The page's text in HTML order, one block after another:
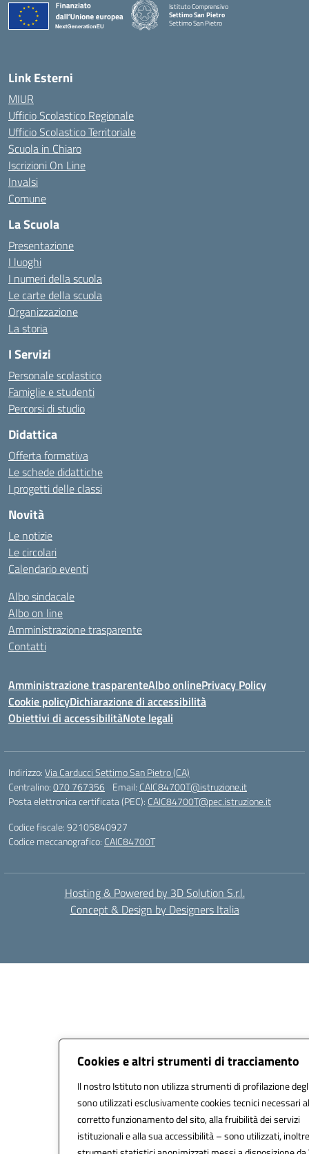
Cookies e altri strumenti di tracciamento
Il nostro Istituto non utilizza strumenti di profilazione
sono utilizzati esclusivamente cookies tecnici necessari al
corretto funzionamento del sito, alla fruibilità dei servizi
istituzionali e alla sua accessibilità – sono utilizzati,
Istituto Comprensivo
Settimo San Pietro
Settimo San Pietro
Link Esterni
MIUR
Ufficio Scolastico Regionale
Ufficio Scolastico Territoriale
Scuola in Chiaro
Iscrizioni On Line
Invalsi
Comune
La Scuola
Presentazione
I luoghi
I numeri della scuola
Le carte della scuola
Organizzazione
La storia
I Servizi
Personale scolastico
Famiglie e studenti
Percorsi di studio
Didattica
Offerta formativa
Le schede didattiche
I progetti delle classi
Novità
Le notizie
Le circolari
Calendario eventi
Albo sindacale
Albo on line
Amministrazione trasparente
Contatti
Amministrazione trasparenteAlbo onlinePrivacy Policy
Cookie policyDichiarazione di accessibilità
Obiettivi di accessibilitàNote legali
Indirizzo:Via Carducci Settimo San Pietro (CA)
Centralino:070 767356 Email: CAIC84700T@istruzione.it
Posta elettronica certificata (PEC): CAIC84700T@pec.istruzione.it
Codice fiscale: 92105840927
Codice meccanografico: CAIC84700T
Hosting & Powered by 3D Solution S.r.l.
Concept & Design by Designers Italia